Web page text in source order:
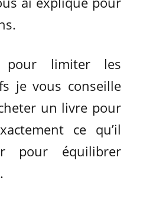
pour limiter les
je vous conseille
un livre pour
ce qu’il
pour équilibrer